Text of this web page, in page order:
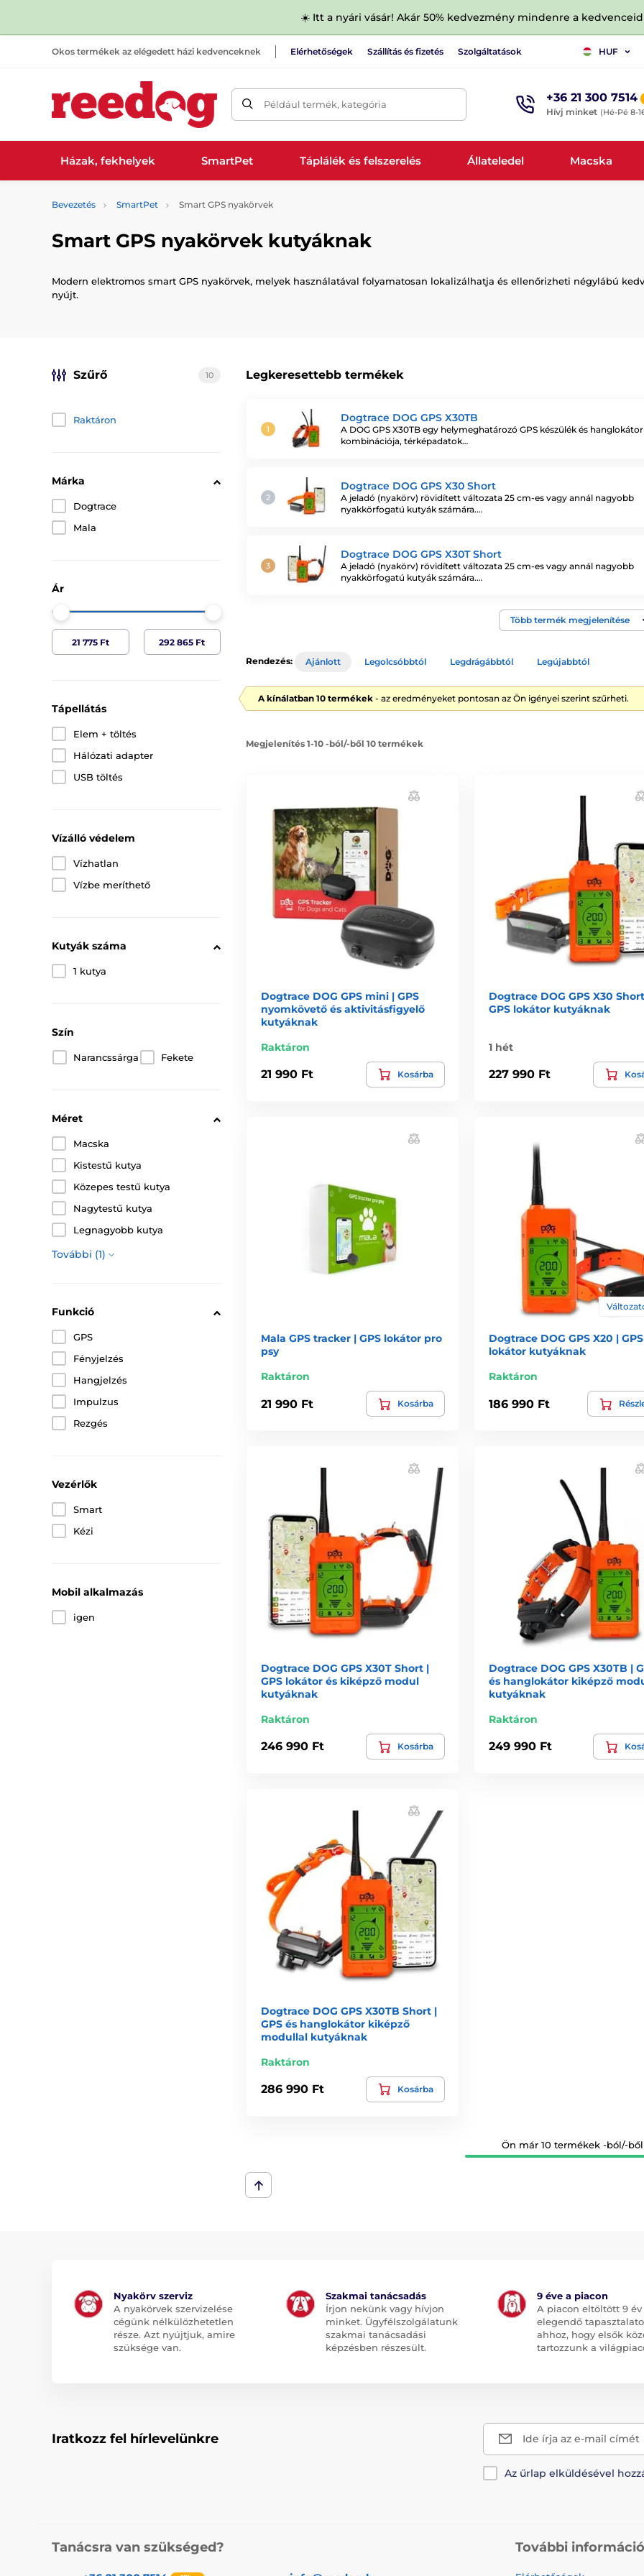
☀️ Itt a nyári vásár! Akár 50% kedvezmény mindenre a
Okos termékek az elégedett házi kedvenceknek Elérhetőségek Szállítás és fizetés Szolgáltatások HUF
Például termék, kategória +36 21 300 7514
Hívj minket (Hé-Pé 8-
Házak, fekhelyek SmartPet Táplálék és felszerelés Állateledel Macska
Bevezetés SmartPet Smart GPS nyakörvek
Smart GPS nyakörvek kutyáknak
Modern elektromos smart GPS nyakörvek, melyek használatával folyamatosan lokalizálhatja és ellenőrizheti négylábú
nyújt.
Legkeresettebb termékek
Dogtrace DOG GPS X30TB
A DOG GPS X30TB egy helymeghatározó GPS készülék és hanglokátor
kombinációja, térképadatok…
Dogtrace DOG GPS X30 Short
A jeladó (nyakörv) rövidített változata 25 cm-es vagy annál nagyobb
nyakkörfogatú kutyák számára.…
Dogtrace DOG GPS X30T Short
A jeladó (nyakörv) rövidített változata 25 cm-es vagy annál nagyobb
nyakkörfogatú kutyák számára.…
Több termék megjelenítése
Szűrő 10
Raktáron
Márka
Dogtrace
Mala
Ár
Tápellátás
Elem + töltés
Hálózati adapter
USB töltés
Vízálló védelem
Vízhatlan
Vízbe meríthető
Kutyák száma
1 kutya
Szín
Narancssárga Fekete
Méret
Macska
Kistestű kutya
Közepes testű kutya
Nagytestű kutya
Legnagyobb kutya
További (1)
Funkció
GPS
Fényjelzés
Hangjelzés
Impulzus
Rezgés
Vezérlők
Smart
Kézi
Mobil alkalmazás
igen
Rendezés: Ajánlott Legolcsóbbtól Legdrágábbtól Legújabbtól
A kínálatban 10 termékek - az eredményeket pontosan az Ön igényei szerint szűrheti.
Megjelenítés 1-10 -ból/-ből 10 termékek
Dogtrace DOG GPS mini | GPS
nyomkövető és aktivitásfigyelő
kutyáknak
Raktáron
21 990 Ft Kosárba
Dogtrace DOG GPS X30
GPS lokátor kutyáknak
1 hét
227 990 Ft
Mala GPS tracker | GPS lokátor pro
psy
Raktáron
21 990 Ft Kosárba
Dogtrace DOG GPS X20 | GPS
lokátor kutyáknak
Raktáron
186 990 Ft
Dogtrace DOG GPS X30T Short |
GPS lokátor és kiképző modul
kutyáknak
Raktáron
246 990 Ft Kosárba
Dogtrace DOG GPS X30TB |
és hanglokátor kiképző
kutyáknak
Raktáron
249 990 Ft
Dogtrace DOG GPS X30TB Short |
GPS és hanglokátor kiképző
modullal kutyáknak
Raktáron
286 990 Ft Kosárba
Ön már 10 termékek -ból/-ből
Nyakörv szerviz
A nyakörvek szervizelése
cégünk nélkülözhetetlen
része. Azt nyújtjuk, amire
szüksége van.
Szakmai tanácsadás
Írjon nekünk vagy hívjon
minket. Ügyfélszolgálatunk
szakmai tanácsadási
képzésben részesült.
9 éve a piacon
A piacon eltöltött 9 év
elegendő
ahhoz, hogy elsők
tartozzunk a
Iratkozz fel hírlevelünkre Ide írja az e-mail címét
Az űrlap elküldésével
Tanácsra van szükséged? További